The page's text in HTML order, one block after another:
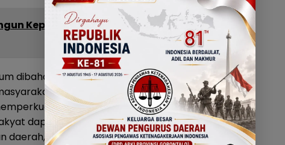
Kepercayaan Pusat, Gorontalo Jadi
dibahas, belum ada! IPERA kebijakan yang dapat
penambang lokal, meningkatkan
pengawasan lingkungan dan paling
dapat memberikan manfaat ekonomi yang
daerah,” tambahnya.